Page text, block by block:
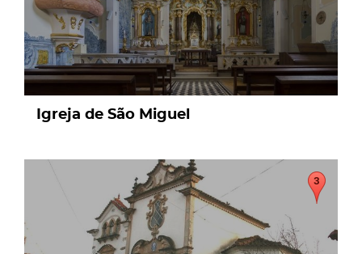
Igreja de São Miguel